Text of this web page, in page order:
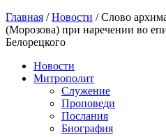
Главная /Новости /Слово
(Морозова) при наречении во
Белорецкого
Новости
Митрополит
Служение
Проповеди
Послания
Биография